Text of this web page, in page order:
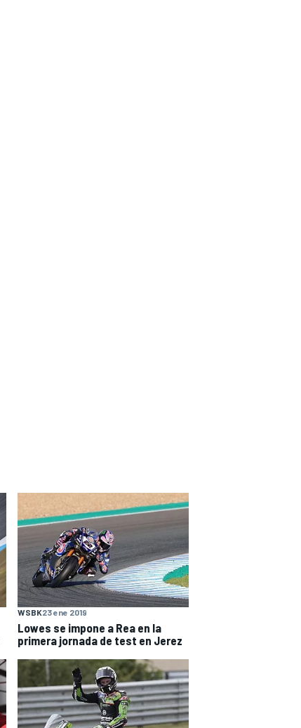
WSBK23 ene 2019
Lowes se impone a Rea en la
primera jornada de test en Jerez